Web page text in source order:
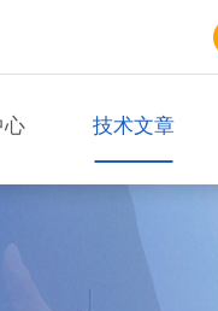
心 技术文章